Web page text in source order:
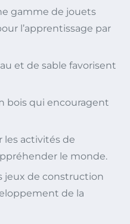
gamme de jouets
l’apprentissage par
et de sable favorisent
bois qui encouragent
les activités de
le monde.
jeux de construction
de la